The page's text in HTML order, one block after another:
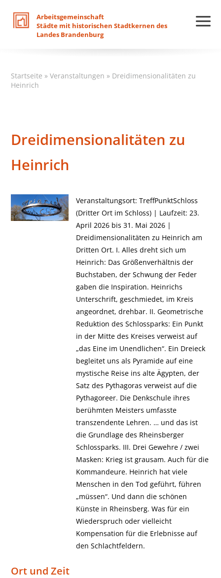
Arbeitsgemeinschaft
Städte mit historischen Stadtkernen des
Landes Brandenburg
Startseite »Veranstaltungen » Dreidimensionalitäten zu
Heinrich
Dreidimensionalitäten zu
Heinrich
Veranstaltungsort: TreffPunktSchloss
(Dritter Ort im Schloss) | Laufzeit: 23.
April 2026 bis 31. Mai 2026 |
Dreidimensionalitäten zu Heinrich am
Dritten Ort. I. Alles dreht sich um
Heinrich: Das Größenverhältnis der
Buchstaben, der Schwung der Feder
gaben die Inspiration. Heinrichs
Unterschrift, geschmiedet, im Kreis
angeordnet, drehbar. II. Geometrische
Reduktion des Schlossparks: Ein Punkt
in der Mitte des Kreises verweist auf
„das Eine im Unendlichen“. Ein Dreieck
begleitet uns als Pyramide auf eine
mystische Reise ins alte Ägypten, der
Satz des Pythagoras verweist auf die
Pythagoreer. Die Denkschule ihres
berühmten Meisters umfasste
transzendente Lehren. … und das ist
die Grundlage des Rheinsberger
Schlossparks. III. Drei Gewehre / zwei
Masken: Krieg ist grausam. Auch für die
Kommandeure. Heinrich hat viele
Menschen in den Tod geführt, führen
„müssen“. Und dann die schönen
Künste in Rheinsberg. Was für ein
Wiederspruch oder vielleicht
Kompensation für die Erlebnisse auf
den Schlachtfeldern.
Ort und Zeit